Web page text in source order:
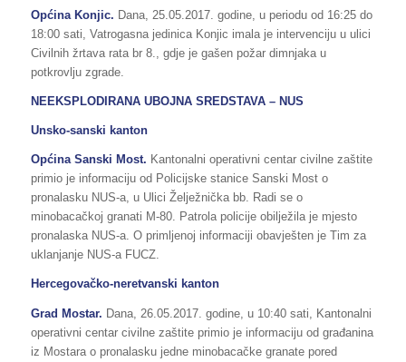
Općina Konjic. Dana, 25.05.2017. godine, u periodu od 16:25 do
18:00 sati, Vatrogasna jedinica Konjic imala je intervenciju u ulici
Civilnih žrtava rata br 8., gdje je gašen požar dimnjaka u
potkrovlju zgrade.
NEEKSPLODIRANA UBOJNA SREDSTAVA – NUS
Unsko-sanski kanton
Općina Sanski Most. Kantonalni operativni centar civilne zaštite
primio je informaciju od Policijske stanice Sanski Most o
pronalasku NUS-a, u Ulici Želježnička bb. Radi se o
minobacačkoj granati M-80. Patrola policije obilježila je mjesto
pronalaska NUS-a. O primljenoj informaciji obavješten je Tim za
uklanjanje NUS-a FUCZ.
Hercegovačko-neretvanski kanton
Grad Mostar. Dana, 26.05.2017. godine, u 10:40 sati, Kantonalni
operativni centar civilne zaštite primio je informaciju od građanina
iz Mostara o pronalasku jedne minobacačke granate pored